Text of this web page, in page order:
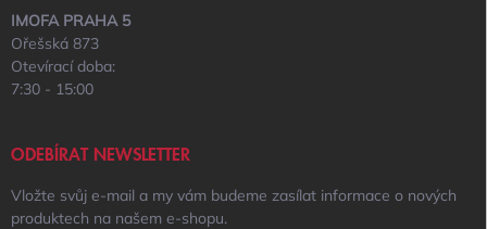
IMOFA PRAHA 5
Ořešská 873
Otevírací doba:
7:30 - 15:00
ODEBÍRAT NEWSLETTER
Vložte svůj e-mail a my vám budeme zasílat informace o nových
produktech na našem e-shopu.